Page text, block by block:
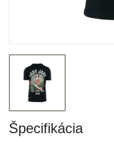
Špecifikácia